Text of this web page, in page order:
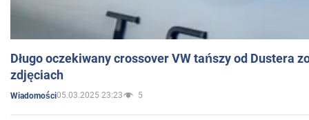
Długo oczekiwany crossover VW tańszy od Dustera
zdjęciach
Wiadomości05.03.2025 23:23 5